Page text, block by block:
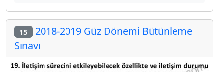
15 2018-2019 Güz Dönemi Bütünleme
Sınavı